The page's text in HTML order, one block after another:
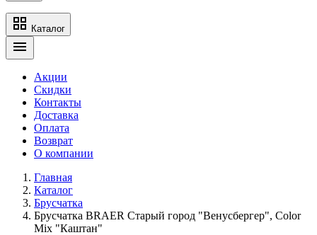
grid_view Каталог
menu
Акции
Скидки
Контакты
Доставка
Оплата
Возврат
О компании
Главная
Каталог
Брусчатка
Брусчатка BRAER Старый город "Венусбергер", Color
Mix "Каштан"